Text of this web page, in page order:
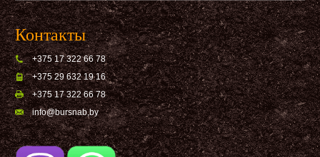
Контакты
+375 17 322 66 78
+375 29 632 19 16
+375 17 322 66 78
info@bursnab,by